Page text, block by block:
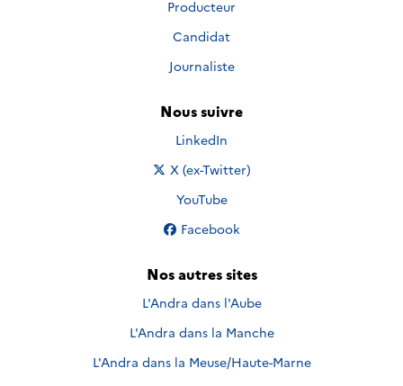
Producteur
Candidat
Journaliste
Nous suivre
Nous suivre sur
LinkedIn
Nous suivre sur
X (ex-Twitter)
Nous suivre sur
YouTube
Nous suivre sur
Facebook
Nos autres sites
L'Andra dans l'Aube
L'Andra dans la Manche
L'Andra dans la Meuse/Haute-Marne